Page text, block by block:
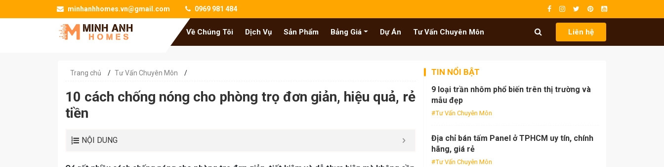
minhanhhomes.vn@gmail.com 0969 981 484
Về Chúng Tôi Dịch Vụ Sản Phẩm Bảng Giá Dự Án Tư Vấn Chuyên Môn Liên hệ
Trang chủ / Tư Vấn Chuyên Môn /
10 cách chống nóng cho phòng trọ đơn giản, hiệu quả, rẻ
tiền
NỘI DUNG
TIN NỔI BẬT
9 loại trần nhôm phổ biến trên thị trường và
mẫu đẹp
Tư Vấn Chuyên Môn
Địa chỉ bán tấm Panel ở TPHCM uy tín, chính
hãng, giá rẻ
Tư Vấn Chuyên Môn